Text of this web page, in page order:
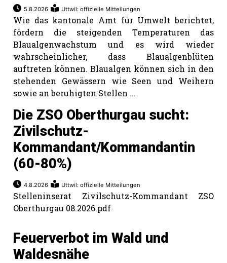
offizielle
Mitteilungen
5.8.2026 Uttwil: offizielle Mitteilungen
Wie das kantonale Amt für Umwelt berichtet,
fördern die steigenden Temperaturen das
Blaualgenwachstum und es wird wieder
wahrscheinlicher, dass Blaualgenblüten
auftreten können. Blaualgen können sich in den
stehenden Gewässern wie Seen und Weihern
sowie an beruhigten Stellen ...
Die ZSO Oberthurgau sucht:
Zivilschutz-
Kommandant/Kommandantin
(60-80%)
4.8.2026 Uttwil: offizielle Mitteilungen
Stelleninserat Zivilschutz-Kommandant ZSO
Oberthurgau 08.2026.pdf
Feuerverbot im Wald und
Waldesnähe